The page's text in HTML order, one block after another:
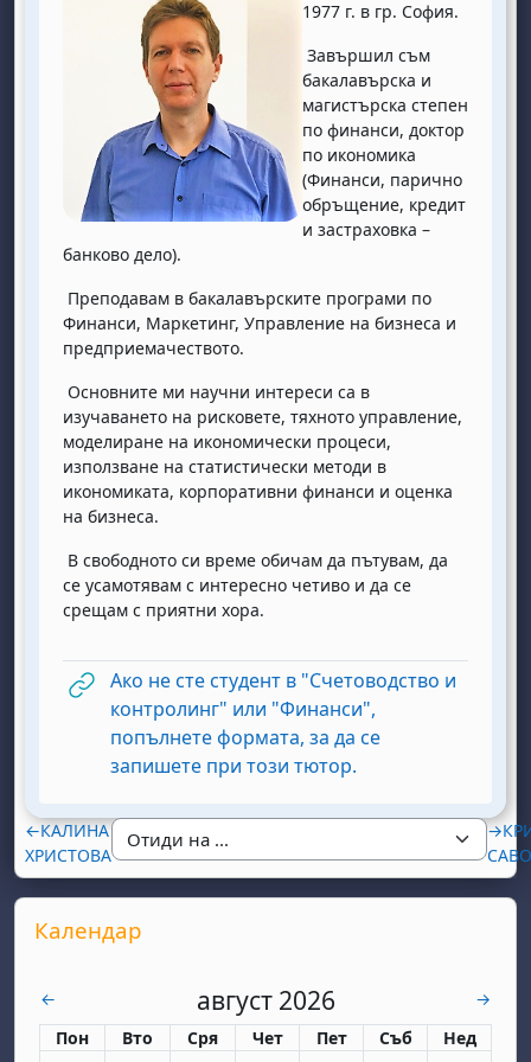
1977 г. в гр. София.
Завършил съм
бакалавърска и
магистърска степен
по финанси, доктор
по икономика
(Финанси, парично
обръщение, кредит
и застраховка –
банково дело).
Преподавам в бакалавърските програми по
Финанси, Маркетинг, Управление на бизнеса и
предприемачеството.
Основните ми научни интереси са в
изучаването на рисковете, тяхното управление,
моделиране на икономически процеси,
използване на статистически методи в
икономиката, корпоративни финанси и оценка
на бизнеса.
В свободното си време обичам да пътувам, да
се усамотявам с интересно четиво и да се
срещам с приятни хора.
Ако не сте студент в "Счетоводство и
контролинг" или "Финанси",
попълнете формата, за да се
запишете при този тютор.
←КАЛИНА
ХРИСТОВА
→
Supplementary blocks
Прескочи Календар
Календар
← август 2026
→
Понеделник
Пон вторник
Вто сряда
Сря четвъртък
Чет петък
Пет събота
Съб неделя
Нед